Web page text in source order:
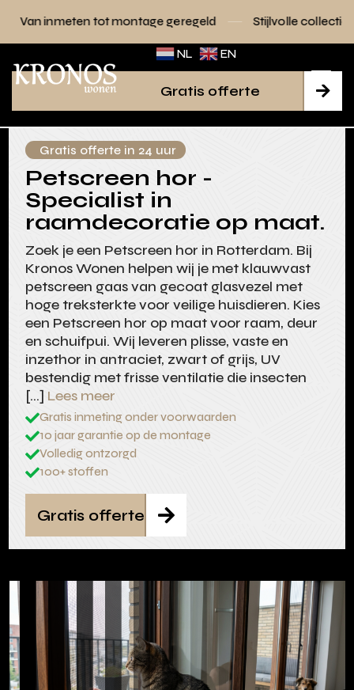
tot montage geregeld Stijlvolle collecties voor elk
NL EN

Gratis offerte
Gratis offerte in 24 uur
Petscreen hor -
Specialist in
raamdecoratie op maat.
Zoek je een Petscreen hor in Rotterdam. Bij
Kronos Wonen helpen wij je met klauwvast
petscreen gaas van gecoat glasvezel met
hoge treksterkte voor veilige huisdieren. Kies
een Petscreen hor op maat voor raam, deur
en schuifpui. Wij leveren plisse, vaste en
inzethor in antraciet, zwart of grijs, UV
bestendig met frisse ventilatie die insecten
[…] Lees meer
Gratis inmeting onder voorwaarden
10 jaar garantie op de montage
Volledig ontzorgd
100+ stoffen

Gratis offerte